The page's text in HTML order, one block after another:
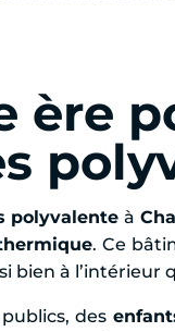
ère
polyvalente à
. Ce
bien à l’intérieur
des